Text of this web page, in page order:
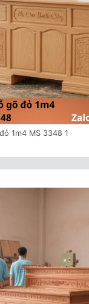
1m4 MS 3348 1